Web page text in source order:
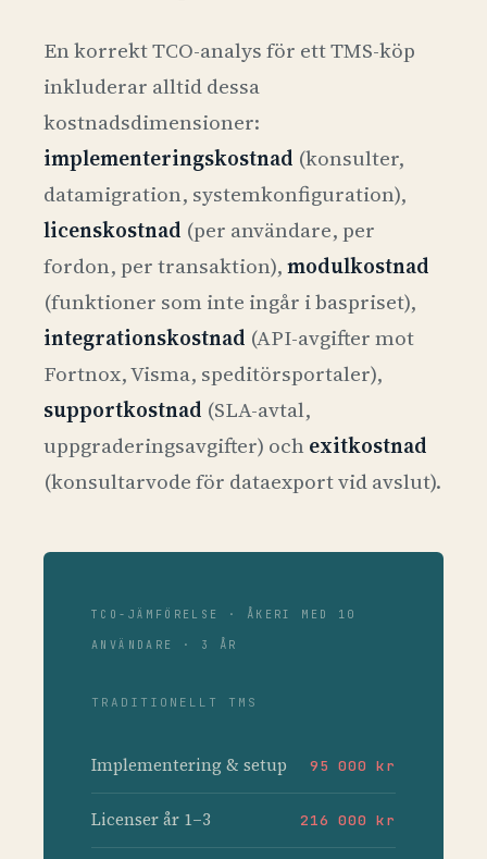
En korrekt TCO-analys för ett TMS-köp
inkluderar alltid dessa
kostnadsdimensioner:
implementeringskostnad (konsulter,
datamigration, systemkonfiguration),
licenskostnad (per användare, per
fordon, per transaktion),modulkostnad
(funktioner som inte ingår i baspriset),
integrationskostnad (API-avgifter mot
Fortnox, Visma, speditörsportaler),
supportkostnad (SLA-avtal,
uppgraderingsavgifter) och exitkostnad
(konsultarvode för dataexport vid avslut).
TCO-JÄMFÖRELSE · ÅKERI MED 10
ANVÄNDARE · 3 ÅR
TRADITIONELLT TMS
Implementering & setup 95 000 kr
Licenser år 1–3 216 000 kr